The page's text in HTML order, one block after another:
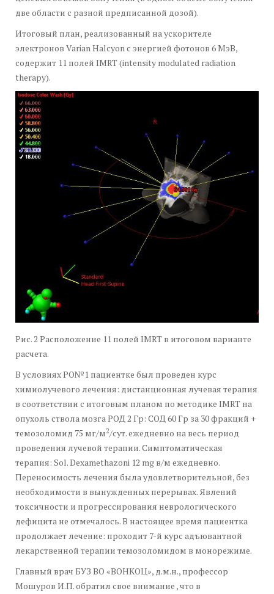
две области с разной предписанной дозой).
Итоговый план, реализованный на ускорителе
электронов Varian Halcyon с энергией фотонов 6 МэВ,
содержит 11 полей IMRT (intensity modulated radiation
therapy).
Рис. 2 Расположение 11 полей IMRT в итоговом варианте
расчета.
В условиях РО№1 пациентке был проведен курс
химиолучевого лечения: дистанционная лучевая терапия
в соответствии с итоговым планом по методике IMRT на
опухоль ствола мозга РОД 2 Гр: СОД 60 Гр за 30 фракций +
темозоломид 75 мг/м2/сут. ежедневно на весь период
проведения лучевой терапии. Симптоматическая
терапия: Sol. Dexamethazoni 12 mg в/м ежедневно.
Переносимость лечения была удовлетворительной, без
необходимости в вынужденных перерывах. Явлений
токсичности и прогрессирования неврологического
дефицита не отмечалось. В настоящее время пациентка
продолжает лечение: проходит 7-й курс адъювантной
лекарственной терапии темозоломидом в монорежиме.
Главный врач БУЗ ВО «ВОНКОЦ», д.м.н., профессор
Мошуров И.П. обратил свое внимание , что в